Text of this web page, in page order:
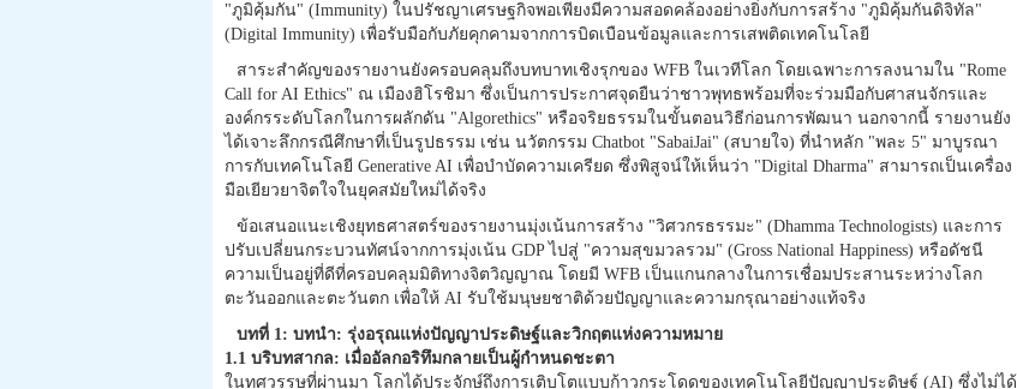
"ภูมิคุ้มกัน" (Immunity) ในปรัชญาเศรษฐกิจพอเพียงมีความสอดคล้องอย่างยิ่งกับการสร้าง "ภูมิคุ้มกันดิจิทัล"
(Digital Immunity) เพื่อรับมือกับภัยคุกคามจากการบิดเบือนข้อมูลและการเสพติดเทคโนโลยี
สาระสำคัญของรายงานยังครอบคลุมถึงบทบาทเชิงรุกของ WFB ในเวทีโลก โดยเฉพาะการลงนามใน "Rome
Call for AI Ethics" ณ เมืองฮิโรชิมา ซึ่งเป็นการประกาศจุดยืนว่าชาวพุทธพร้อมที่จะร่วมมือกับศาสนจักรและ
องค์กรระดับโลกในการผลักดัน "Algorethics" หรือจริยธรรมในขั้นตอนวิธีก่อนการพัฒนา นอกจากนี้ รายงานยัง
ได้เจาะลึกกรณีศึกษาที่เป็นรูปธรรม เช่น นวัตกรรม Chatbot "SabaiJai" (สบายใจ) ที่นำหลัก "พละ 5" มาบูรณา
การกับเทคโนโลยี Generative AI เพื่อบำบัดความเครียด ซึ่งพิสูจน์ให้เห็นว่า "Digital Dharma" สามารถเป็นเครื่อง
มือเยียวยาจิตใจในยุคสมัยใหม่ได้จริง
ข้อเสนอแนะเชิงยุทธศาสตร์ของรายงานมุ่งเน้นการสร้าง "วิศวกรธรรมะ" (Dhamma Technologists) และการ
ปรับเปลี่ยนกระบวนทัศน์จากการมุ่งเน้น GDP ไปสู่ "ความสุขมวลรวม" (Gross National Happiness) หรือดัชนี
ความเป็นอยู่ที่ดีที่ครอบคลุมมิติทางจิตวิญญาณ โดยมี WFB เป็นแกนกลางในการเชื่อมประสานระหว่างโลก
ตะวันออกและตะวันตก เพื่อให้ AI รับใช้มนุษยชาติด้วยปัญญาและความกรุณาอย่างแท้จริง
บทที่ 1: บทนำ: รุ่งอรุณแห่งปัญญาประดิษฐ์และวิกฤตแห่งความหมาย
1.1 บริบทสากล: เมื่ออัลกอริทึมกลายเป็นผู้กำหนดชะตา
ในทศวรรษที่ผ่านมา โลกได้ประจักษ์ถึงการเติบโตแบบก้าวกระโดดของเทคโนโลยีปัญญาประดิษฐ์ (AI) ซึ่งไม่ได้